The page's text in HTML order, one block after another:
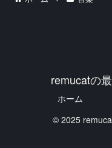
remucatの
ホーム
© 2025